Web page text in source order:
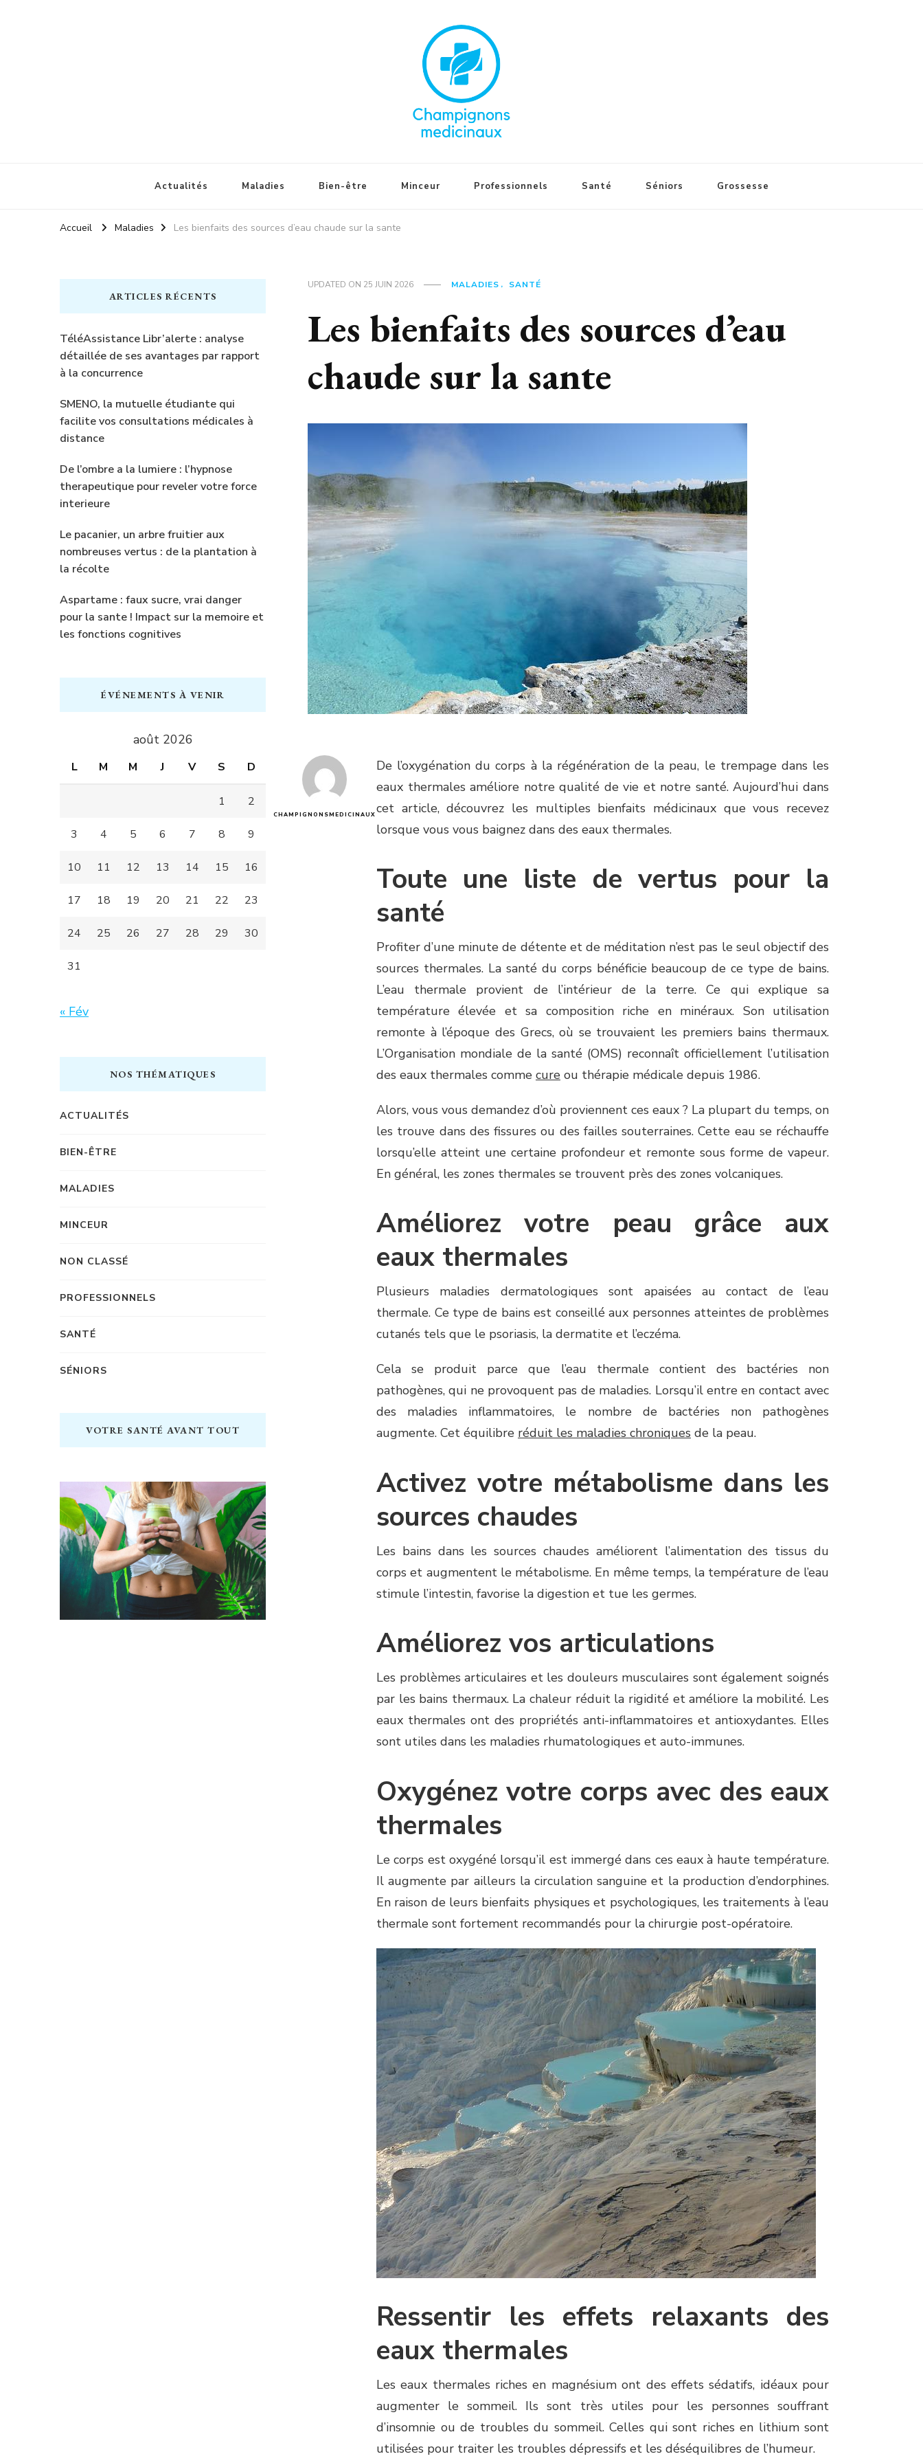
Actualités Maladies Bien-être Minceur Professionnels Santé Séniors Grossesse
Accueil Maladies Les bienfaits des sources d’eau chaude sur la sante
UPDATED ON 25 JUIN 2026 MALADIES SANTÉ
Les bienfaits des sources d’eau
chaude sur la sante
CHAMPIGNONSMEDICINAUX
De l’oxygénation du corps à la régénération de la peau, le trempage dans les
eaux thermales améliore notre qualité de vie et notre santé. Aujourd’hui dans
cet article, découvrez les multiples bienfaits médicinaux que vous recevez
lorsque vous vous baignez dans des eaux thermales.
Toute une liste de vertus pour la
santé
Profiter d’une minute de détente et de méditation n’est pas le seul objectif des
sources thermales. La santé du corps bénéficie beaucoup de ce type de bains.
L’eau thermale provient de l’intérieur de la terre. Ce qui explique sa
température élevée et sa composition riche en minéraux. Son utilisation
remonte à l’époque des Grecs, où se trouvaient les premiers bains thermaux.
L’Organisation mondiale de la santé (OMS) reconnaît officiellement l’utilisation
des eaux thermales comme cure ou thérapie médicale depuis 1986.
Alors, vous vous demandez d’où proviennent ces eaux ? La plupart du temps, on
les trouve dans des fissures ou des failles souterraines. Cette eau se réchauffe
lorsqu’elle atteint une certaine profondeur et remonte sous forme de vapeur.
En général, les zones thermales se trouvent près des zones volcaniques.
Améliorez votre peau grâce aux
eaux thermales
Plusieurs maladies dermatologiques sont apaisées au contact de l’eau
thermale. Ce type de bains est conseillé aux personnes atteintes de problèmes
cutanés tels que le psoriasis, la dermatite et l’eczéma.
Cela se produit parce que l’eau thermale contient des bactéries non
pathogènes, qui ne provoquent pas de maladies. Lorsqu’il entre en contact avec
des maladies inflammatoires, le nombre de bactéries non pathogènes
augmente. Cet équilibre réduit les maladies chroniques de la peau.
Activez votre métabolisme dans les
sources chaudes
Les bains dans les sources chaudes améliorent l’alimentation des tissus du
corps et augmentent le métabolisme. En même temps, la température de l’eau
stimule l’intestin, favorise la digestion et tue les germes.
Améliorez vos articulations
Les problèmes articulaires et les douleurs musculaires sont également soignés
par les bains thermaux. La chaleur réduit la rigidité et améliore la mobilité. Les
eaux thermales ont des propriétés anti-inflammatoires et antioxydantes. Elles
sont utiles dans les maladies rhumatologiques et auto-immunes.
Oxygénez votre corps avec des eaux
thermales
Le corps est oxygéné lorsqu’il est immergé dans ces eaux à haute température.
Il augmente par ailleurs la circulation sanguine et la production d’endorphines.
En raison de leurs bienfaits physiques et psychologiques, les traitements à l’eau
thermale sont fortement recommandés pour la chirurgie post-opératoire.
Ressentir les effets relaxants des
eaux thermales
Les eaux thermales riches en magnésium ont des effets sédatifs, idéaux pour
augmenter le sommeil. Ils sont très utiles pour les personnes souffrant
d’insomnie ou de troubles du sommeil. Celles qui sont riches en lithium sont
utilisées pour traiter les troubles dépressifs et les déséquilibres de l’humeur.
ARTICLES RÉCENTS
TéléAssistance Libr’alerte : analyse
détaillée de ses avantages par rapport
à la concurrence
SMENO, la mutuelle étudiante qui
facilite vos consultations médicales à
distance
De l’ombre a la lumiere : l’hypnose
therapeutique pour reveler votre force
interieure
Le pacanier, un arbre fruitier aux
nombreuses vertus : de la plantation à
la récolte
Aspartame : faux sucre, vrai danger
pour la sante ! Impact sur la memoire et
les fonctions cognitives
ÉVÉNEMENTS À VENIR
août 2026
L M M J V S D
1 2
3 4 5 6 7 8 9
10 11 12 13 14 15 16
17 18 19 20 21 22 23
24 25 26 27 28 29 30
31
« Fév
NOS THÉMATIQUES
ACTUALITÉS
BIEN-ÊTRE
MALADIES
MINCEUR
NON CLASSÉ
PROFESSIONNELS
SANTÉ
SÉNIORS
VOTRE SANTÉ AVANT TOUT